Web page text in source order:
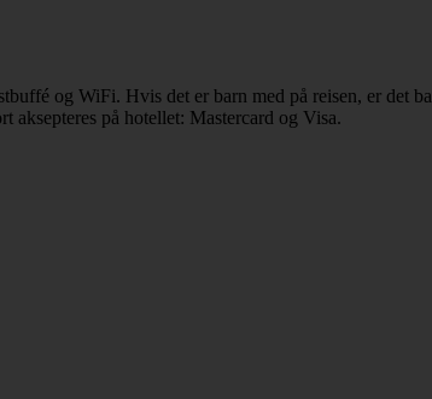
og WiFi. Hvis det er barn med på reisen, er det
aksepteres på hotellet: Mastercard og Visa.